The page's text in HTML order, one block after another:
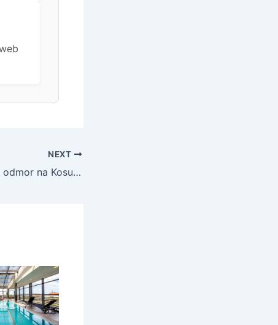
NEXT
All inclusive ljetni odmor na Kosu, Kos, Grčka – 1.899 EUR – 7x noćenje u hotelu za 2 odrasle osobe, All inclusive – Akcija